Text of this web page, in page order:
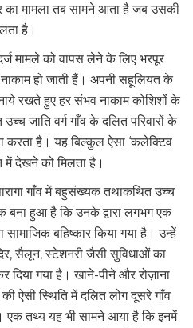
का मामला तब सामने आता है जब उसकी
है।
मामले को वापस लेने के लिए भरपूर
हो जाती हैं। अपनी सहूलियत के
रखते हुए हर संभव नाकाम कोशिशों के
जाति वर्ग गाँव के दलित परिवारों के
करता है। यह बिल्कुल ऐसा ‘कलेक्टिव
में देखने को मिलता है।
गाँव में बहुसंख्यक तथाकथित उच्च
बना हुआ है कि उनके द्वारा लगभग एक
सामाजिक बहिष्कार किया गया है। उन्हें
सैलून, स्टेशनरी जैसी सुविधाओं का
दिया गया है। खाने-पीने और रोज़ाना
ऐसी स्थिति में दलित लोग दूसरे गाँव
एक तथ्य यह भी सामने आया है कि इनमें